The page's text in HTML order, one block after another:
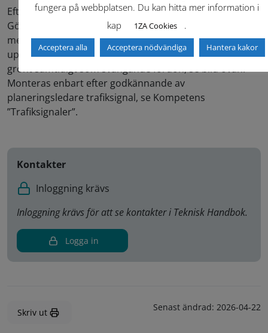
Eftersom sekundärlykta för cyklister inte används i
Göteborg så används i lämpliga fall variabla
meddelandeskyltar med cykelsymbol. Dessa
uppmärksammar fordonsföraren på att cyklisten har
grönt samtidigt som svängande fordon, se bild ovan.
Monteras enbart efter godkännande av
planeringsledare trafiksignal, se Kompetens
”Trafiksignaler”.
Kontakter
Inloggning krävs
Inloggning krävs för att se kontakter i Teknisk Handbok.
Logga in
Skriv ut Senast ändrad: 2026-04-22
fungera på webbplatsen. Du kan hitta mer information i
kap
1ZA Cookies .
Acceptera alla Acceptera nödvändiga Hantera kakor